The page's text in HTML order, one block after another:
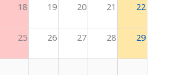
18 19 20 21 22
25 26 27 28 29